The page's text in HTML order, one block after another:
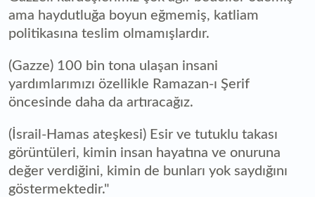
ama haydutluğa boyun eğmemiş, katliam
politikasına teslim olmamışlardır.
(Gazze) 100 bin tona ulaşan insani
yardımlarımızı özellikle Ramazan-ı Şerif
öncesinde daha da artıracağız.
(İsrail-Hamas ateşkesi) Esir ve tutuklu takası
görüntüleri, kimin insan hayatına ve onuruna
değer verdiğini, kimin de bunları yok saydığını
göstermektedir."